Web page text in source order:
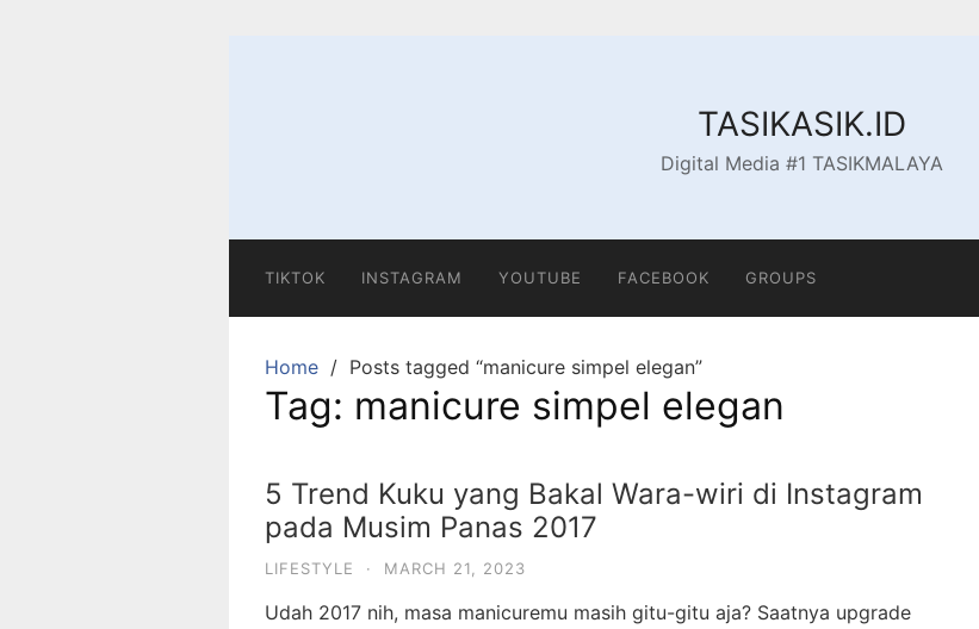
TASIKASIK.ID
Digital Media #1 TASIKMALAYA
TIKTOK INSTAGRAM YOUTUBE FACEBOOK GROUPS
Home Posts tagged “manicure simpel elegan”
Tag: manicure simpel elegan
5 Trend Kuku yang Bakal Wara-wiri di Instagram
pada Musim Panas 2017
LIFESTYLE · MARCH 21, 2023
Udah 2017 nih, masa manicuremu masih gitu-gitu aja? Saatnya upgrade